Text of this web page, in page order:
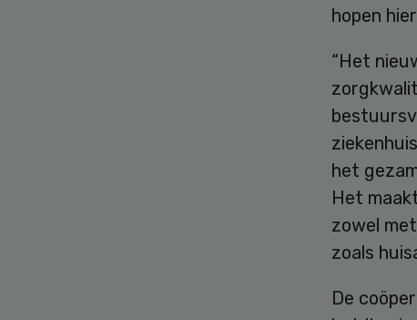
hopen
“Het
het
Het
zowel
zoals
De